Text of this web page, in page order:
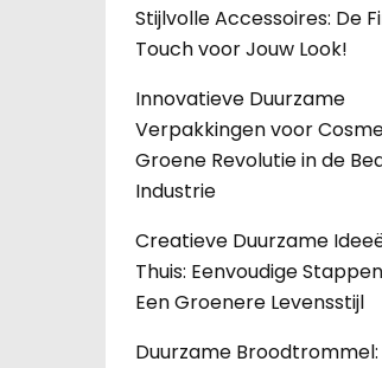
Stijlvolle Accessoires: De
Touch voor Jouw Look!
Innovatieve Duurzame
Verpakkingen voor
Groene Revolutie in de
Industrie
Creatieve Duurzame
Thuis: Eenvoudige
Een Groenere Levensstijl
Duurzame Broodtrommel: